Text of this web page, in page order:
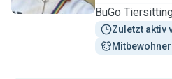
BuGo
Zuletzt aktiv